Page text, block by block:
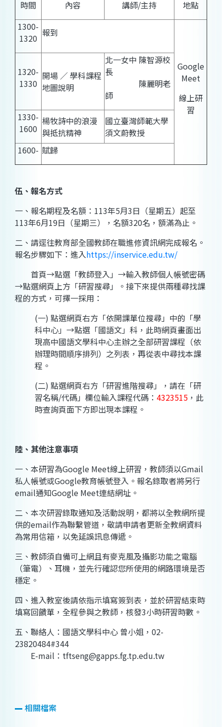
時間 內容 講師/主持
地點
1300-
1320 報到
Google
Meet
線上研
習
1320-
1330
開場 ∕ 學科課程
地圖說明
北一女中 陳智源校
長
陳麗明老
師
1330-
1600
楊牧詩中的浪漫
與抵抗精神
國立臺灣師範大學
須文蔚教授
1600- 賦歸
伍、報名方式
一、報名期程及名額：113年5月3日（星期五）起至
113年6月19日（星期三），名額320名，額滿為止。
二、請逕往教育部全國教師在職進修資訊網完成報名。
報名步驟如下：進入https://inservice.edu.tw/
首頁→點選「教師登入」→輸入教師個人帳號密碼
→點選網頁上方「研習搜尋」。接下來提供兩種尋找課
程的方式，可擇一採用：
(一) 點選網頁右方「依開課單位搜尋」中的「學
科中心」→點選「國語文」科，此時網頁畫面出
現高中國語文學科中心主辦之全部研習課程（依
辦理時間順序排列）之列表，再從表中尋找本課
程。
(二) 點選網頁右方「研習進階搜尋」，請在「研
習名稱/代碼」欄位輸入課程代碼： 4323515 ，此
時查詢頁面下方即出現本課程。
陸、其他注意事項
一、本研習為Google Meet線上研習，教師須以Gmail
私人帳號或Google教育帳號登入。報名錄取者將另行
email通知Google Meet連結網址。
二、本次研習錄取通知及活動說明，都將以全教網所提
供的email作為聯繫管道，敬請申請者更新全教網資料
為常用信箱，以免延誤訊息傳遞。
三、教師須自備可上網且有麥克風及攝影功能之電腦
（筆電）、耳機，並先行確認您所使用的網路環境是否
穩定。
四、進入教室後請依指示填寫簽到表，並於研習結束時
填寫回饋單，全程參與之教師，核發3小時研習時數。
五、聯絡人：國語文學科中心 曾小姐，02-
23820484#344
E-mail：tftseng@gapps.fg.tp.edu.tw
相關檔案